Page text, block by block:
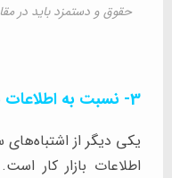
حقوق و دستمزد باید در
3- نسبت به اطلاعات بازار کار بی‌توجه هستید.
یکی دیگر از
اطلاعات بازار کار